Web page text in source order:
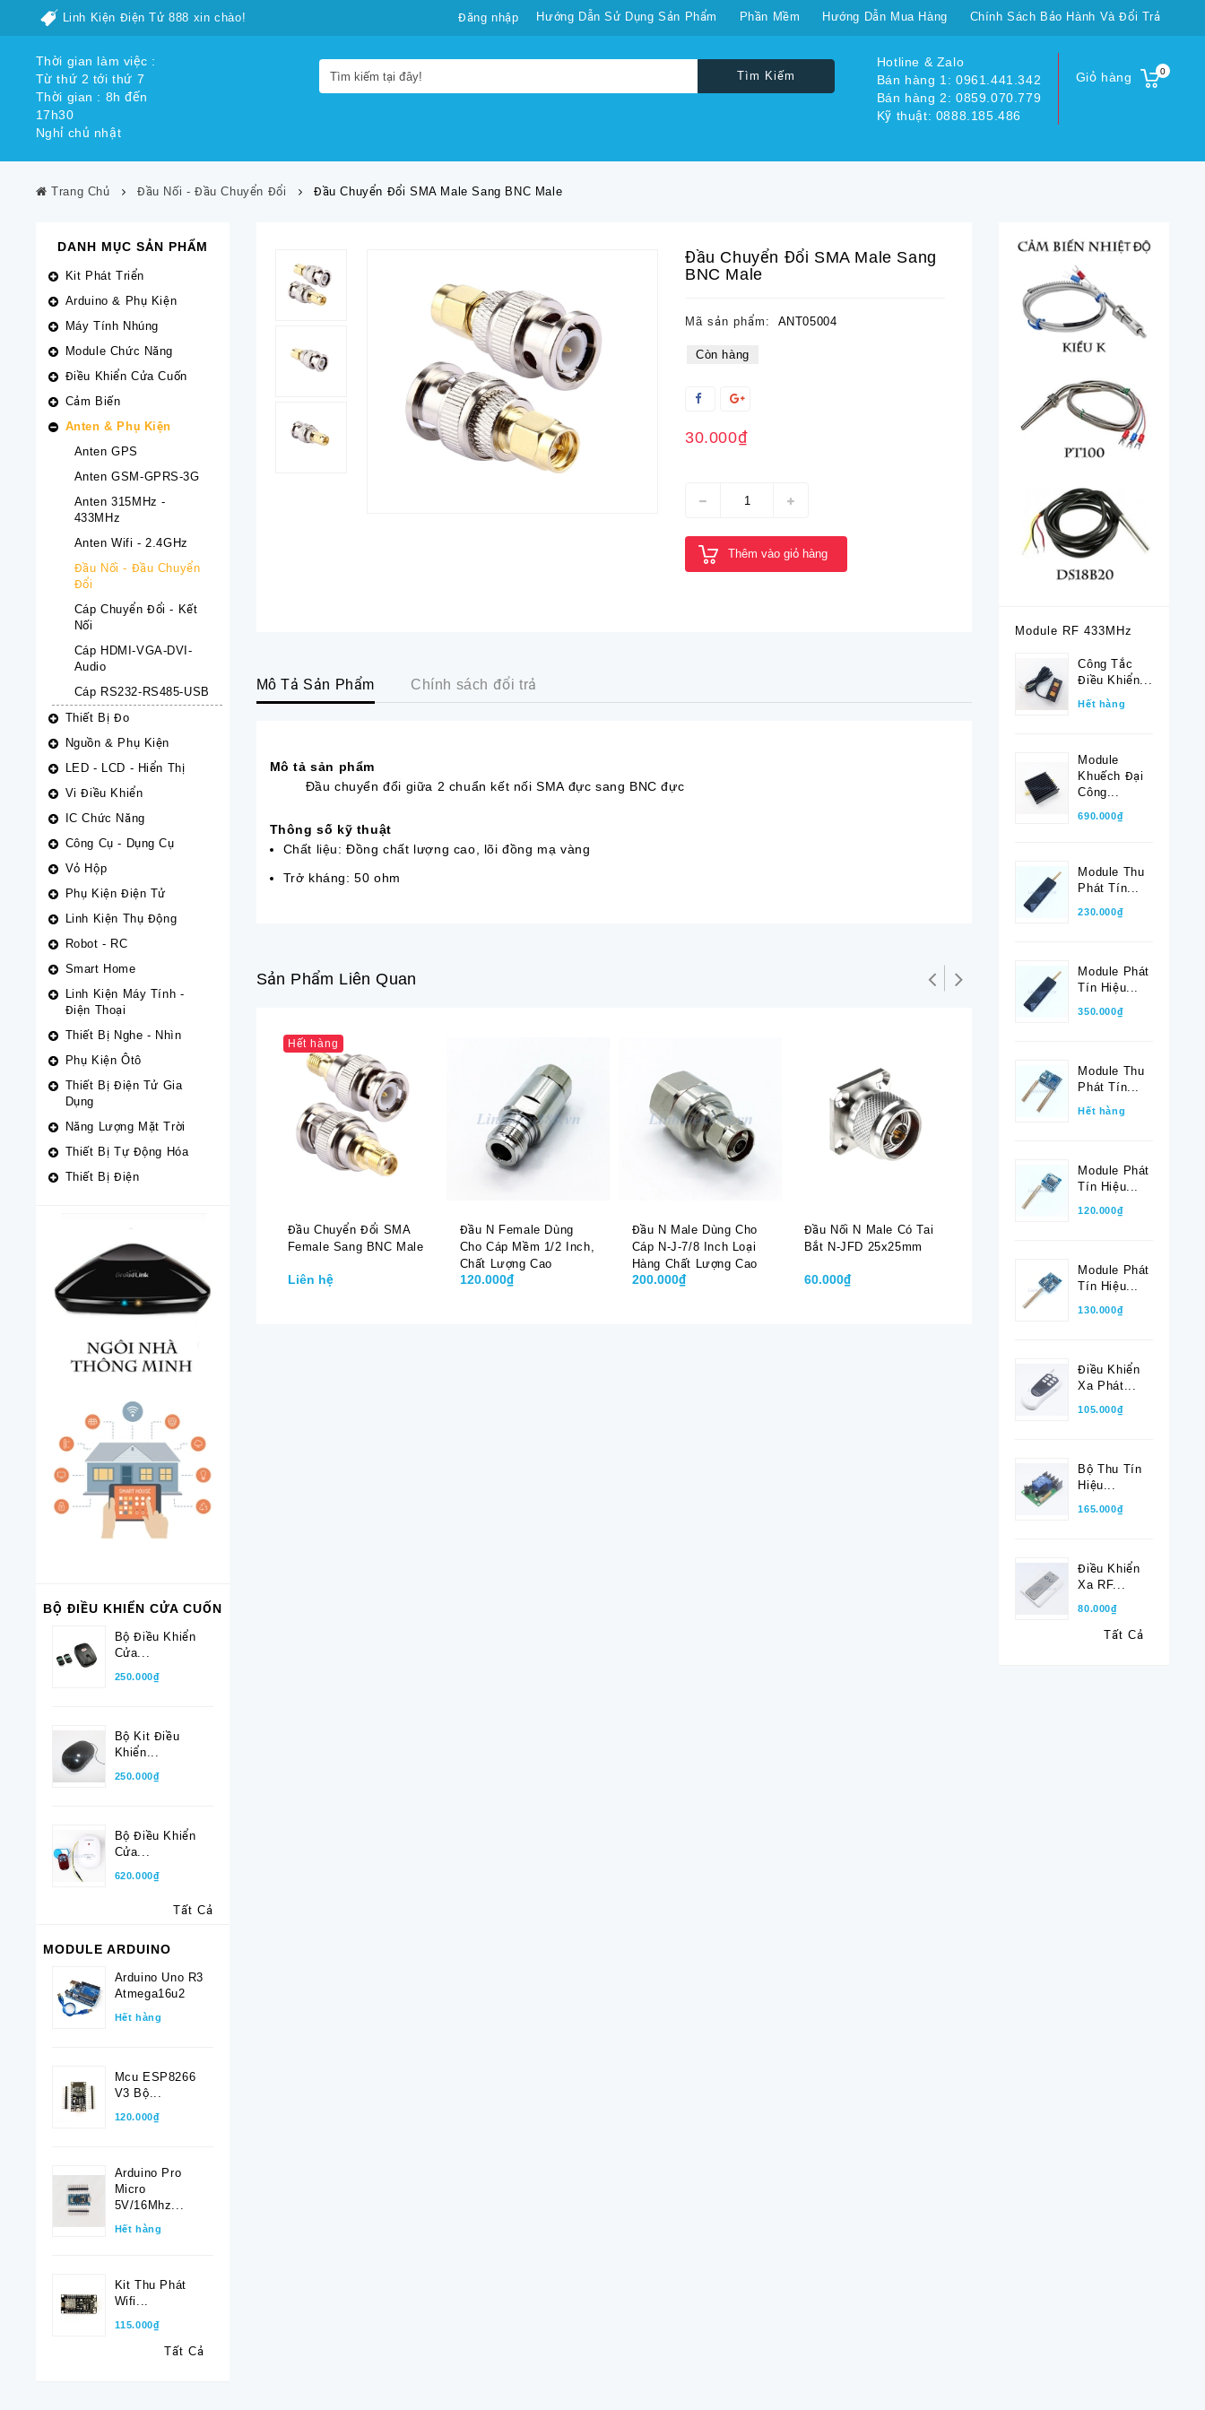
Linh Kiện Điện Tử 888 xin chào! Hướng Dẫn Sử Dụng Sản Phẩm Phần Mềm Hướng Dẫn Mua Hàng Chính Sách Bảo Hành Và Đổi Trả
Đăng nhập
Thời gian làm việc :
Từ thứ 2 tới thứ 7
Thời gian : 8h đến
17h30
Nghỉ chủ nhật
Giỏ hàng 0
Hotline & Zalo
Bán hàng 1: 0961.441.342
Bán hàng 2: 0859.070.779
Kỹ thuật: 0888.185.486
Tìm Kiếm
Trang Chủ Đầu Nối - Đầu Chuyển Đổi Đầu Chuyển Đổi SMA Male Sang BNC Male
DANH MỤC SẢN PHẨM
Kit Phát Triển
Arduino & Phụ Kiện
Máy Tính Nhúng
Module Chức Năng
Điều Khiển Cửa Cuốn
Cảm Biến
Anten & Phụ Kiện
Anten GPS
Anten GSM-GPRS-3G
Anten 315MHz -
433MHz
Anten Wifi - 2.4GHz
Đầu Nối - Đầu Chuyển
Đổi
Cáp Chuyển Đổi - Kết
Nối
Cáp HDMI-VGA-DVI-
Audio
Cáp RS232-RS485-USB
Thiết Bị Đo
Nguồn & Phụ Kiện
LED - LCD - Hiển Thị
Vi Điều Khiển
IC Chức Năng
Công Cụ - Dụng Cụ
Vỏ Hộp
Phụ Kiện Điện Tử
Linh Kiện Thụ Động
Robot - RC
Smart Home
Linh Kiện Máy Tính -
Điện Thoại
Thiết Bị Nghe - Nhìn
Phụ Kiện Ôtô
Thiết Bị Điện Tử Gia
Dụng
Năng Lượng Mặt Trời
Thiết Bị Tự Động Hóa
Thiết Bị Điện
BỘ ĐIỀU KHIỂN CỬA CUỐN
Bộ Điều Khiển
Cửa...
250.000₫
Bộ Kit Điều
Khiển...
250.000₫
Bộ Điều Khiển
Cửa...
620.000₫
Tất Cả
MODULE ARDUINO
Arduino Uno R3
Atmega16u2
Hết hàng
Mcu ESP8266
V3 Bộ...
120.000₫
Arduino Pro
Micro
5V/16Mhz...
Hết hàng
Kit Thu Phát
Wifi...
115.000₫
Tất Cả
Đầu Chuyển Đổi SMA Male Sang
BNC Male
Mã sản phẩm: ANT05004
Còn hàng
30.000₫
Thêm vào giỏ hàng
Mô Tả Sản Phẩm Chính sách đổi trả
Mô tả sản phẩm
Đầu chuyển đổi giữa 2 chuẩn kết nối SMA đực sang BNC đực
Thông số kỹ thuật
Chất liệu: Đồng chất lượng cao, lõi đồng mạ vàng
Trở kháng: 50 ohm
Sản Phẩm Liên Quan
Hết hàng
Đầu Chuyển Đổi SMA
Female Sang BNC Male
Liên hệ
Đầu N Female Dùng
Cho Cáp Mềm 1/2 Inch,
Chất Lượng Cao
120.000₫
Đầu N Male Dùng Cho
Cáp N-J-7/8 Inch Loại
Hàng Chất Lượng Cao
200.000₫
Đầu Nối N Male Có Tai
Bắt N-JFD 25x25mm
60.000₫
RG8, RG213, LMR400
Module RF 433MHz
Công Tắc
Điều Khiển...
Hết hàng
Module
Khuếch Đại
Công...
690.000₫
Module Thu
Phát Tín...
230.000₫
Module Phát
Tín Hiệu...
350.000₫
Module Thu
Phát Tín...
Hết hàng
Module Phát
Tín Hiệu...
120.000₫
Module Phát
Tín Hiệu...
130.000₫
Điều Khiển
Xa Phát...
105.000₫
Bộ Thu Tín
Hiệu...
165.000₫
Điều Khiển
Xa RF...
80.000₫
Tất Cả